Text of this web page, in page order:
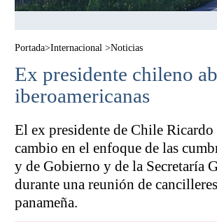
Portada>Internacional >Noticias
Ex presidente chileno
iberoamericanas
El ex presidente de Chile
cambio en el enfoque de las
y de Gobierno y de la Secretaría
durante una reunión de
panameña.